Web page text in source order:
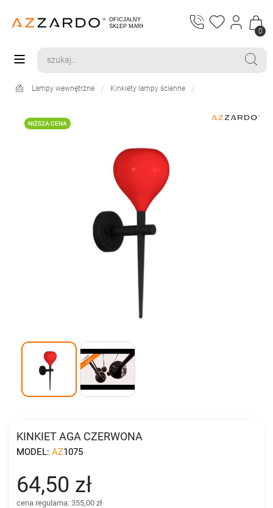
0
Lampy wewnętrzne Kinkiety lampy ścienne
NIŻSZA CENA
KINKIET AGA CZERWONA
MODEL: AZ1075
64,50 zł
cena regularna: 355,00 zł